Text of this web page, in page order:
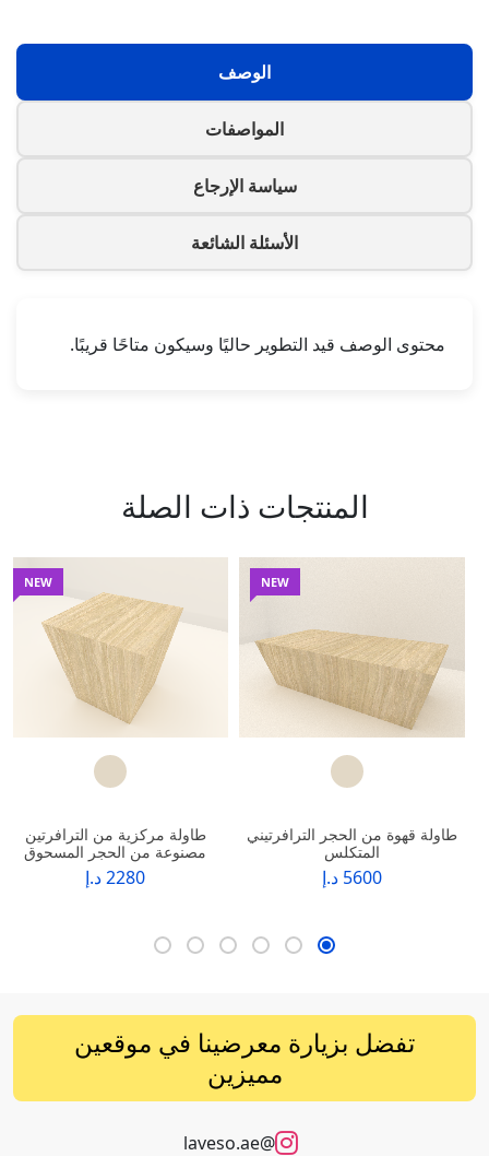
الوصف
المواصفات
سياسة الإرجاع
الأسئلة الشائعة
محتوى الوصف قيد التطوير حاليًا وسيكون متاحًا قريبًا.
المنتجات ذات الصلة
NEW
طاولة مركزية من الترافرتين
مصنوعة من الحجر المسحوق
2280 د.إ
NEW
طاولة قهوة من الحجر الترافرتيني
المتكلس
5600 د.إ
تفضل بزيارة معرضينا في موقعين
مميزين
@laveso.ae